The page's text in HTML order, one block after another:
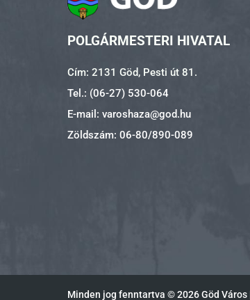
POLGÁRMESTERI HIVATAL
Cím: 2131 Göd, Pesti út 81.
Tel.: (06-27) 530-064
E-mail: varoshaza@god.hu
Zöldszám: 06-80/890-089
Minden jog fenntartva ©2026 Göd